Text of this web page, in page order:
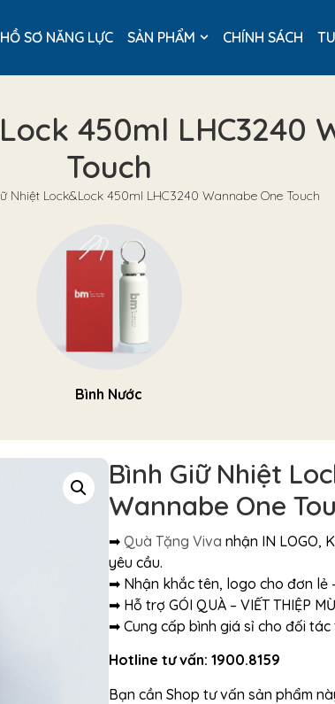
HỒ SƠ NĂNG LỰC SẢN PHẨM CHÍNH SÁCH
450ml LHC3240
Touch
Nhiệt Lock&Lock 450ml LHC3240 Wannabe One Touch
Bình Nước
Bình Giữ Nhiệt
Wannabe One
➡ Quà Tặng Viva nhận IN LOGO,
yêu cầu.
➡ Nhận khắc tên, logo cho đơn lẻ –
➡ Hỗ trợ GÓI QUÀ – VIẾT THIỆP
➡ Cung cấp bình giá sỉ cho đối tác
Hotline tư vấn: 1900.8159
Bạn cần Shop tư vấn sản phẩm